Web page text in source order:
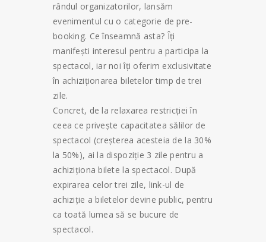
rândul organizatorilor, lansăm
evenimentul cu o categorie de pre-
booking. Ce înseamnă asta? Îți
manifești interesul pentru a participa la
spectacol, iar noi îți oferim exclusivitate
în achiziționarea biletelor timp de trei
zile.
Concret, de la relaxarea restricției în
ceea ce privește capacitatea sălilor de
spectacol (creșterea acesteia de la 30%
la 50%), ai la dispoziție 3 zile pentru a
achiziționa bilete la spectacol. După
expirarea celor trei zile, link-ul de
achiziție a biletelor devine public, pentru
ca toată lumea să se bucure de
spectacol.